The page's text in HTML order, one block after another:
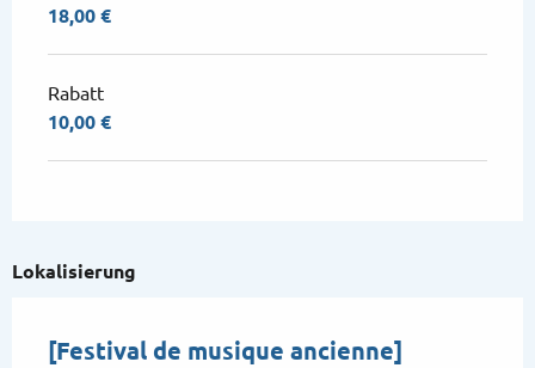
18,00 €
Rabatt
10,00 €
Lokalisierung
[Festival de musique ancienne]